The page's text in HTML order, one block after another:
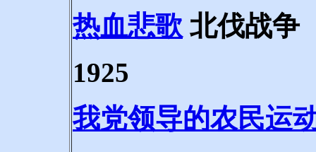
热血悲歌 北伐战争
1925
我党领导的农民运